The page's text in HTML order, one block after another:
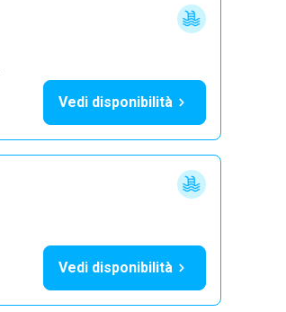
Vedi disponibilità
Vedi disponibilità